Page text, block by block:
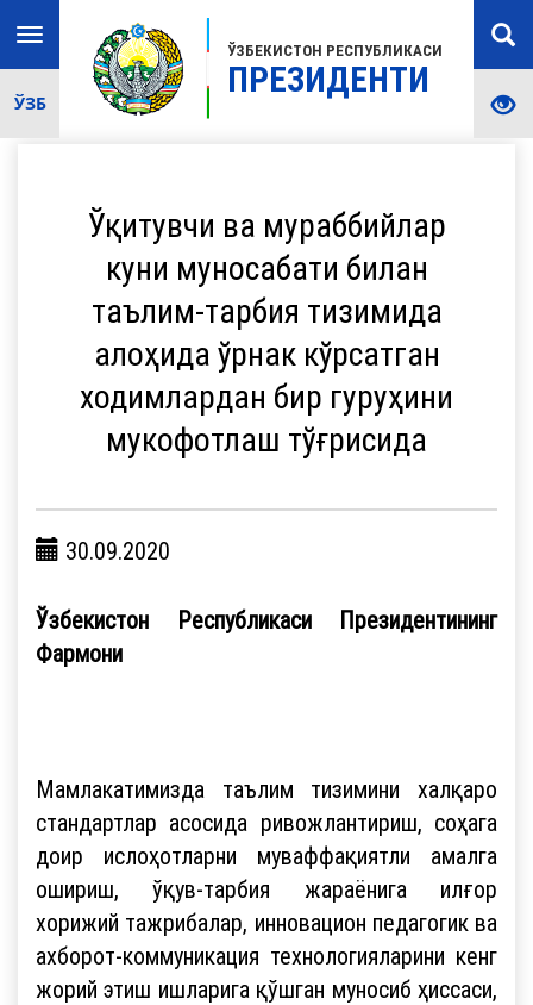
ЎЗБЕКИСТОН РЕСПУБЛИКАСИ
ПРЕЗИДЕНТИ
Toggle
navigation
ЎЗБ
Ўқитувчи ва мураббийлар
куни муносабати билан
таълим-тарбия тизимида
алоҳида ўрнак кўрсатган
ходимлардан бир гуруҳини
мукофотлаш тўғрисида
30.09.2020
Ўзбекистон Республикаси Президентининг
Фармони
Мамлакатимизда таълим тизимини халқаро
стандартлар асосида ривожлантириш, соҳага
доир ислоҳотларни муваффақиятли амалга
ошириш, ўқув-тарбия жараёнига илғор
хорижий тажрибалар, инновацион педагогик ва
ахборот-коммуникация технологияларини кенг
жорий этиш ишларига қўшган муносиб ҳиссаси,